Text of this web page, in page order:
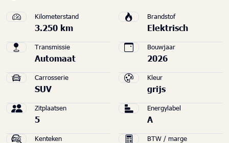
Kilometerstand
3.250 km
Brandstof
Elektrisch
Transmissie
Automaat
Bouwjaar
2026
Carrosserie
SUV
Kleur
grijs
Zitplaatsen
5
Energylabel
A
Kenteken BTW / marge